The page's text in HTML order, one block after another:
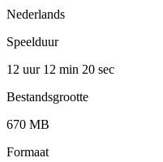
Nederlands
Speelduur
12 uur 12 min 20 sec
Bestandsgrootte
670 MB
Formaat